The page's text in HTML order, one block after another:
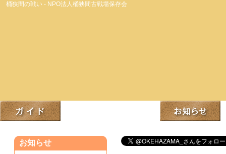
桶狭間の戦い - NPO法人桶狭間古戦場保存会
お知らせ